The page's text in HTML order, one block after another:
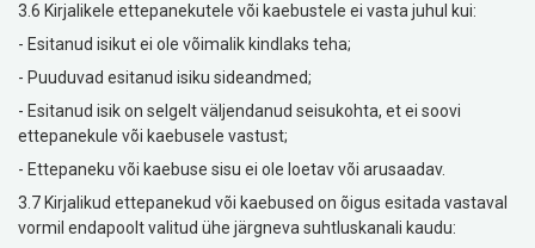
3.6 Kirjalikele ettepanekutele või kaebustele ei vasta juhul kui:
- Esitanud isikut ei ole võimalik kindlaks teha;
- Puuduvad esitanud isiku sideandmed;
- Esitanud isik on selgelt väljendanud seisukohta, et ei soovi
ettepanekule või kaebusele vastust;
- Ettepaneku või kaebuse sisu ei ole loetav või arusaadav.
3.7 Kirjalikud ettepanekud või kaebused on õigus esitada vastaval
vormil endapoolt valitud ühe järgneva suhtluskanali kaudu: